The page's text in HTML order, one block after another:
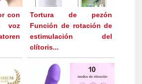
con
voz
Tortura de pezón
Función de rotación de
estimulación del
clítoris...